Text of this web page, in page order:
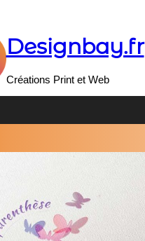
Designbay.fr
Créations Print et Web